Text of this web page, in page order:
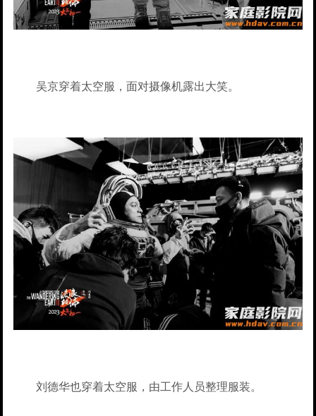
吴京穿着太空服，面对摄像机露出大笑。
刘德华也穿着太空服，由工作人员整理服装。